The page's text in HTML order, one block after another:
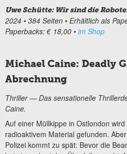
Uwe Schütte: Wir sind die
2024 • 384 Seiten • Erhältlich als
Paperbacks: € 18,00 • im Shop
Michael Caine: Deadly
Abrechnung
Thriller — Das sensationelle
Caine.
Auf einer Müllkippe in Ostlondon
radioaktivem Material gefunden.
Polizei kommt zu spät: Bevor die